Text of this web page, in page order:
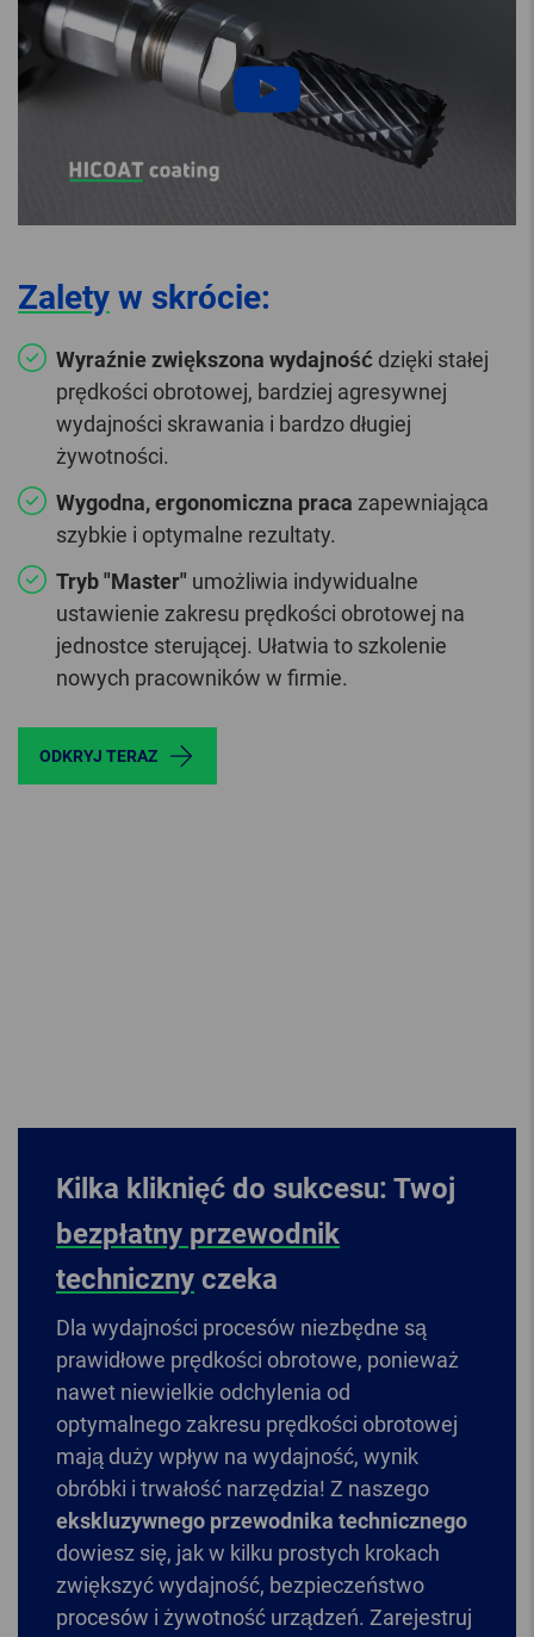
Zalety w skrócie:
Wyraźnie zwiększona wydajność dzięki stałej
prędkości obrotowej, bardziej agresywnej
wydajności skrawania i bardzo długiej
żywotności.
Wygodna, ergonomiczna praca zapewniająca
szybkie i optymalne rezultaty.
Tryb "Master" umożliwia indywidualne
ustawienie zakresu prędkości obrotowej na
jednostce sterującej. Ułatwia to szkolenie
nowych pracowników w firmie.
ODKRYJ TERAZ
Kilka kliknięć do sukcesu: Twoj
bezpłatny przewodnik
techniczny czeka
Dla wydajności procesów niezbędne są
prawidłowe prędkości obrotowe, ponieważ
nawet niewielkie odchylenia od
optymalnego zakresu prędkości obrotowej
mają duży wpływ na wydajność, wynik
obróbki i trwałość narzędzia! Z naszego
ekskluzywnego przewodnika technicznego
dowiesz się, jak w kilku prostych krokach
zwiększyć wydajność, bezpieczeństwo
procesów i żywotność urządzeń. Zarejestruj